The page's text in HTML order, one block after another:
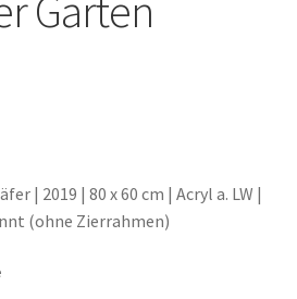
| 2019 | 80 x 60 cm | Acryl a. LW |
(ohne Zierrahmen)